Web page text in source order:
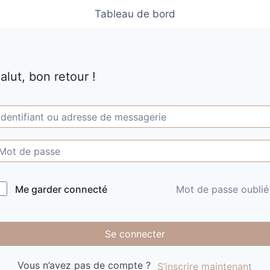
Tableau de bord
bon retour !
Me garder connecté Mot de passe
Se connecter
Vous n’avez pas de compte ? S’inscrire maintenant